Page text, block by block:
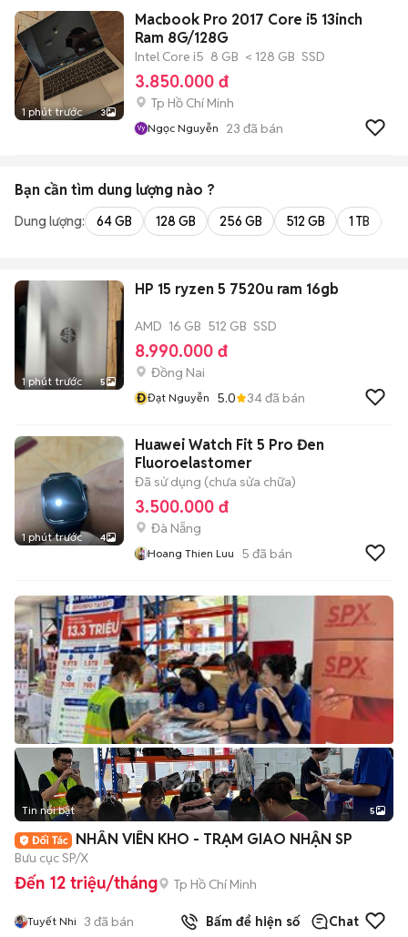
1 phút trước 3
Macbook Pro 2017 Core i5 13inch
Ram 8G/128G
Intel Core i5 8 GB < 128 GB SSD
3.850.000 đ
Tp Hồ Chí Minh
Ngọc Nguyễn 23 đã bán
Bạn cần tìm dung lượng nào ?
Dung lượng: 64 GB 128 GB 256 GB 512 GB 1 TB
1 phút trước 5
HP 15 ryzen 5 7520u ram 16gb
AMD 16 GB 512 GB SSD
8.990.000 đ
Đồng Nai
ĐĐạt Nguyễn 5.0 34đã bán
1 phút trước 4
Huawei Watch Fit 5 Pro Đen
Fluoroelastomer
Đã sử dụng (chưa sửa chữa)
3.500.000 đ
Đà Nẵng
Hoang Thien Luu 5 đã bán
Tin nổi bật 5
NHÂN VIÊN KHO - TRẠM GIAO NHẬN SP
Bưu cục SP/X
Đến 12 triệu/tháng Tp Hồ Chí Minh
Tuyết Nhi 3 đã bán Bấm để hiện số Chat